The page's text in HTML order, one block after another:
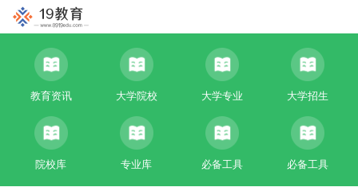
教育资讯 大学院校 大学专业 大学招生
院校库 专业库 必备工具 必备工具